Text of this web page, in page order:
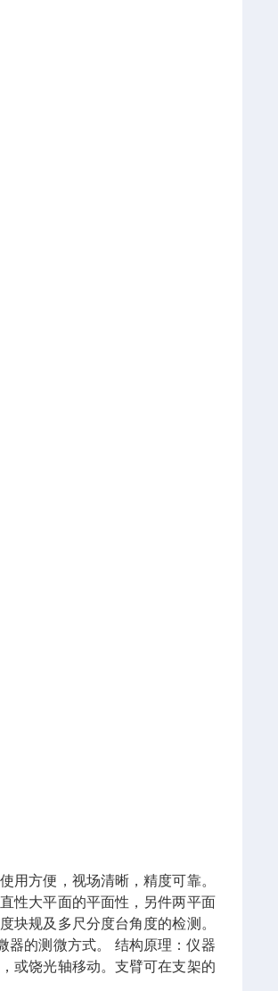
用方便，视场清晰，精度可靠。
性大平面的平面性，另件两平面
块规及多尺分度台角度的检测。
器的测微方式。 结构原理：仪器
或饶光轴移动。支臂可在支架的